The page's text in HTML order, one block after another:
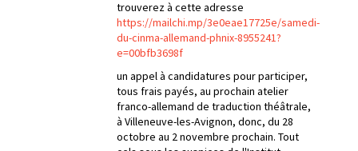
trouverez à cette adresse
https://mailchi.mp/3e0eae17725e/samedi-
du-cinma-allemand-phnix-8955241?
e=00bfb3698f
un appel à candidatures pour participer,
tous frais payés, au prochain atelier
franco-allemand de traduction théâtrale,
à Villeneuve-les-Avignon, donc, du 28
octobre au 2 novembre prochain. Tout